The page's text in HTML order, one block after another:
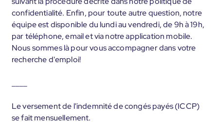
confidentialité. Enfin, pour toute autre question, notre
équipe est disponible du lundi au vendredi, de 9h à 19h,
par téléphone, email et via notre application mobile.
Nous sommes là pour vous accompagner dans votre
recherche d'emploi!
Le versement de l'indemnité de congés payés (ICCP)
se fait mensuellement.